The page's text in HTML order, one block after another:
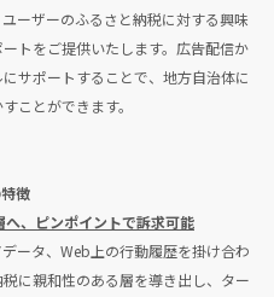
ーザーのふるさと納税に対する興味
トをご提供いたします。広告配信か
サポートすることで、地方自治体に
ことができます。
徴
、ピンポイントで訴求可能
ータ、Web上の行動履歴を掛け合わ
に親和性のある層を導き出し、ター